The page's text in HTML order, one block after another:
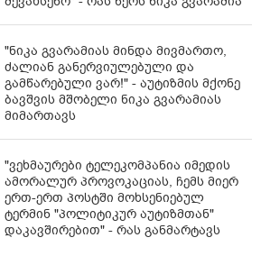
"ნიკა გვარამიას მინდა მივმართო,
ძალიან განერვიულებული და
გამწარებული ვარ!" - აუტიზმის მქონე
ბავშვის მშობელი ნიკა გვარამიას
მიმართავს
"ვეხმაურები ტელეკომპანია იმედის
ამორალურ პროვოკაციას, ჩემს მიერ
ერთ-ერთ პოსტში მოხსენიებულ
ტერმინ "პოლიტიკურ აუტიზმთან"
დაკავშირებით" - რას განმარტავს